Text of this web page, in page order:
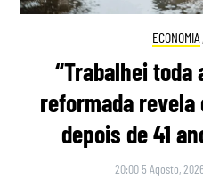
ECONOMIA
“Trabalhei toda
reformada revela
depois de 41
20:00 5 Agosto, 2026